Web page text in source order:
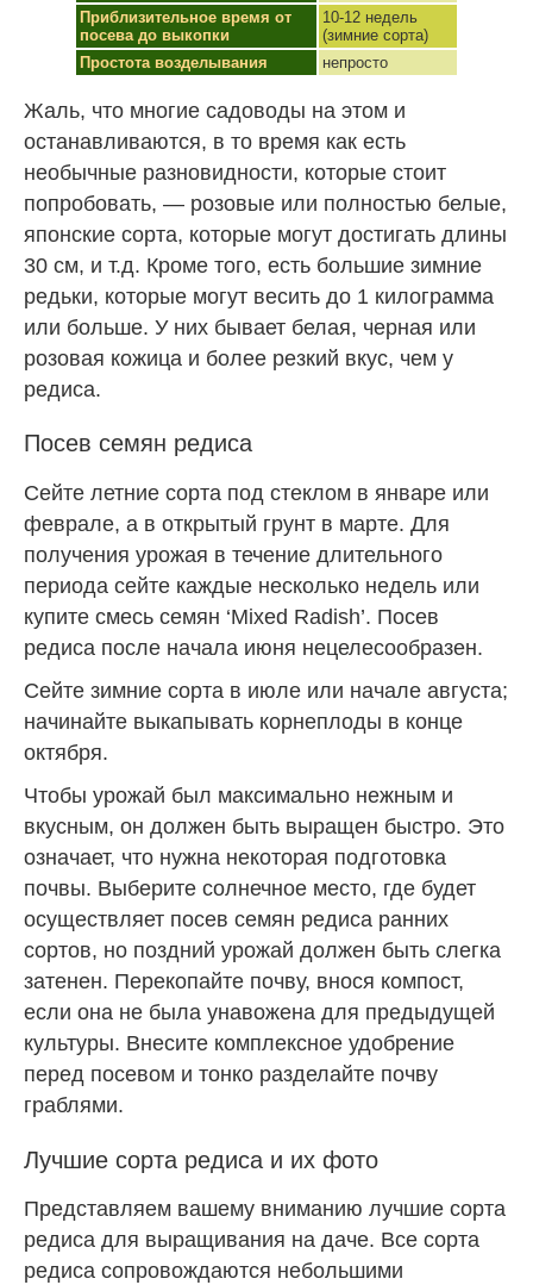
Приблизительное время от
посева до выкопки
10-12 недель
(зимние сорта)
Простота возделывания
непросто
Жаль, что многие садоводы на этом и
останавливаются, в то время как есть
необычные разновидности, которые стоит
попробовать, — розовые или полностью белые,
японские сорта, которые могут достигать длины
30 см, и т.д. Кроме того, есть большие зимние
редьки, которые могут весить до 1 килограмма
или больше. У них бывает белая, черная или
розовая кожица и более резкий вкус, чем у
редиса.
Посев семян редиса
Сейте летние сорта под стеклом в январе или
феврале, а в открытый грунт в марте. Для
получения урожая в течение длительного
периода сейте каждые несколько недель или
купите смесь семян ‘Mixed Radish’. Посев
редиса после начала июня нецелесообразен.
Сейте зимние сорта в июле или начале августа;
начинайте выкапывать корнеплоды в конце
октября.
Чтобы урожай был максимально нежным и
вкусным, он должен быть выращен быстро. Это
означает, что нужна некоторая подготовка
почвы. Выберите солнечное место, где будет
осуществляет посев семян редиса ранних
сортов, но поздний урожай должен быть слегка
затенен. Перекопайте почву, внося компост,
если она не была унавожена для предыдущей
культуры. Внесите комплексное удобрение
перед посевом и тонко разделайте почву
граблями.
Лучшие сорта редиса и их фото
Представляем вашему вниманию лучшие сорта
редиса для выращивания на даче. Все сорта
редиса сопровождаются небольшими